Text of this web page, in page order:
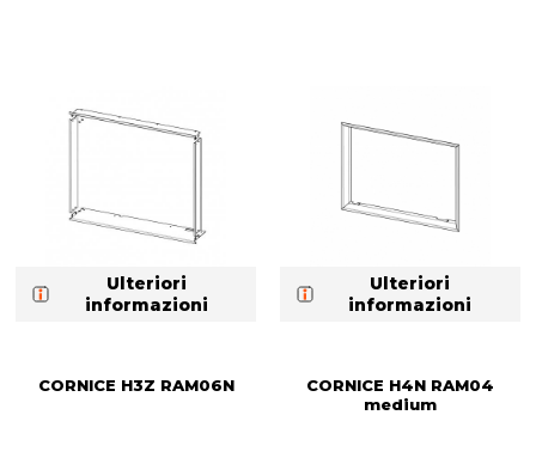
Ulteriori
informazioni
Ulteriori
informazioni
CORNICE H3Z RAM06N
CORNICE H4N RAM04
medium